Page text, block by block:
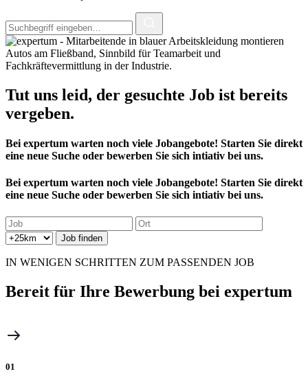
Tut uns leid, der gesuchte Job ist bereits
vergeben.
Bei expertum warten noch viele Jobangebote! Starten Sie direkt
eine neue Suche oder bewerben Sie sich intiativ bei uns.
Bei expertum warten noch viele Jobangebote! Starten Sie direkt
eine neue Suche oder bewerben Sie sich intiativ bei uns.
IN WENIGEN SCHRITTEN ZUM PASSENDEN JOB
Bereit für Ihre Bewerbung bei expertum
01